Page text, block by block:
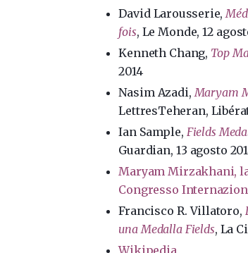
David Larousserie,
fois, Le Monde, 12
Kenneth Chang, Top
2014
Nasim Azadi, Maryam
LettresTeheran,
Ian Sample, Fields
Guardian, 13 agosto
Maryam Mirzakhani,
Congresso
Francisco R. Villatoro,
una Medalla Fields, La
Wikipedia